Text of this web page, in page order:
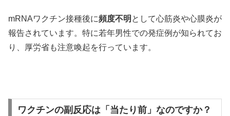
mRNAワクチン接種後に頻度不明 として心筋炎や心膜炎が
報告されています。特に若年男性での発症例が知られてお
り、厚労省も注意喚起を行っています。
ワクチンの副反応は「当たり前」なのですか？